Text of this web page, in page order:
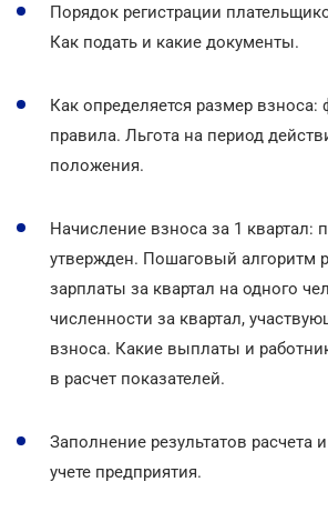
Порядок регистрации
Как подать и какие документы.
Как определяется размер взноса:
правила. Льгота на период
положения.
Начисление взноса за 1 квартал:
утвержден. Пошаговый алгоритм
зарплаты за квартал на одного
численности за квартал,
взноса. Какие выплаты и
в расчет показателей.
Заполнение результатов расчета
учете предприятия.